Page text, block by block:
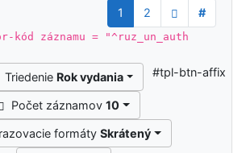
1
2
#
kód záznamu = "^ruz_un_auth
Triedenie Rok vydania
Počet záznamov10
formátySkrátený
#tpl-btn-affix